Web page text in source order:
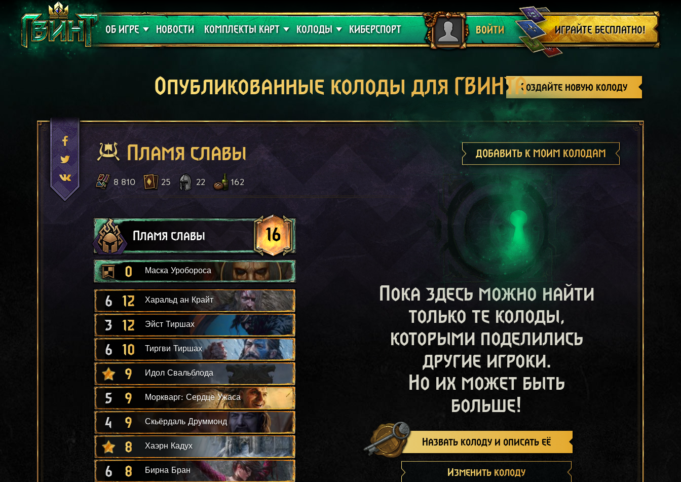
ОБ ИГРЕ
Поддержка
НОВОСТИ КОМПЛЕКТЫ КАРТ
Алое проклятие
КОЛОДЫ
Гайды
КИБЕРСПОРТ ВОЙТИ
Выйти
ИГРАЙТЕ БЕСПЛАТНО!
Создайте новую колоду
Опубликованные колоды для ГВИНТА
Пламя славы ДОБАВИТЬ К МОИМ КОЛОДАМ
8 810 25 22 162
Пламя славы 16
0 Маска Уробороса
6 12 Харальд ан Крайт
3 12 Эйст Тиршах
6 10 Тиргви Тиршах
9 Идол Свальблода
5 9 Моркварг: Сердце Ужаса
4 9 Скьёрдаль Друммонд
8 Хаэрн Кадух
6 8 Бирна Бран
Пока здесь можно найти
только те колоды,
которыми поделились
другие игроки.
Но их может быть
больше!
Назвать колоду и описать её
Изменить колоду